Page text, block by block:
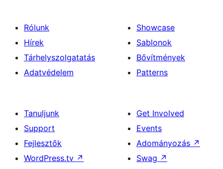
Rólunk
Hírek
Tárhelyszolgatatás
Adatvédelem
Showcase
Sablonok
Bővítmények
Patterns
Tanuljunk
Support
Fejlesztők
WordPress.tv ↗
Get Involved
Events
Adományozás ↗
Swag ↗